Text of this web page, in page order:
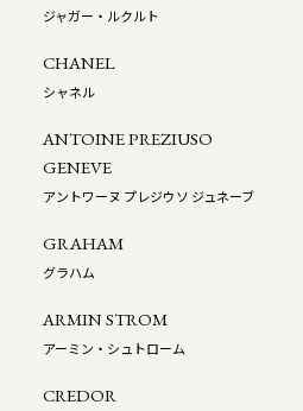
ジャガー・ルクルト
CHANEL
シャネル
ANTOINE PREZIUSO
GENEVE
アントワーヌ プレジウソ ジュネーブ
GRAHAM
グラハム
ARMIN STROM
アーミン・シュトローム
CREDOR